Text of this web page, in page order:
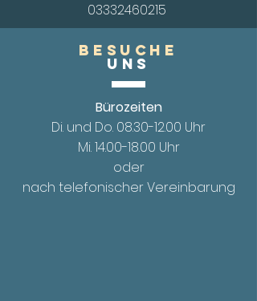
03332460215
Besuche
UnS
Bürozeiten
Di. und Do. 08.30-12.00 Uhr
Mi. 14.00-18.00 Uhr
oder
nach telefonischer Vereinbarung